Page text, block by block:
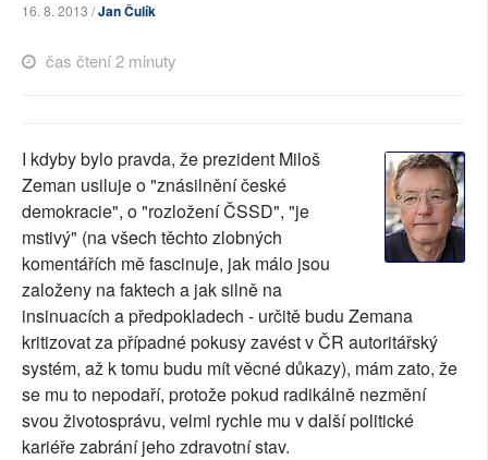
NEJČTENĚJŠÍ ZA 7 DNÍ
AUTOŘI
SOCIÁLNÍ SÍTĚ
RUBRIKY
PLNÁ VERZE STRÁNEK
16. 8. 2013 /Jan Čulík
čas čtení 2 minuty
I kdyby bylo pravda, že prezident Miloš
Zeman usiluje o "znásilnění české
demokracie", o "rozložení ČSSD", "je
mstivý" (na všech těchto zlobných
komentářích mě fascinuje, jak málo jsou
založeny na faktech a jak silně na
insinuacích a předpokladech - určitě budu Zemana
kritizovat za případné pokusy zavést v ČR autoritářský
systém, až k tomu budu mít věcné důkazy), mám zato, že
se mu to nepodaří, protože pokud radikálně nezmění
svou životosprávu, velmi rychle mu v další politické
kariéře zabrání jeho zdravotní stav.